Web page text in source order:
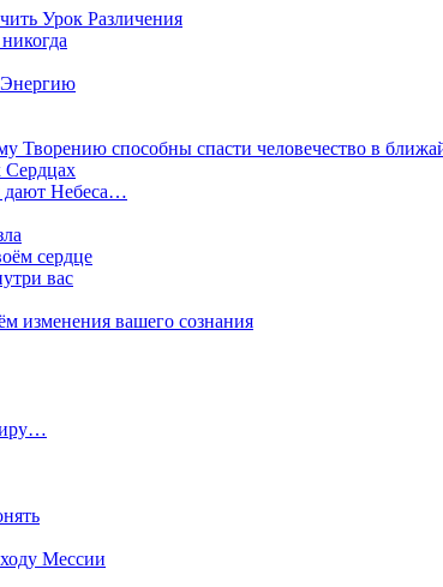
Урок Различения
Энергию
Творению способны спасти человечество в
Сердцах
дают Небеса…
сердце
вас
изменения вашего сознания
Мессии